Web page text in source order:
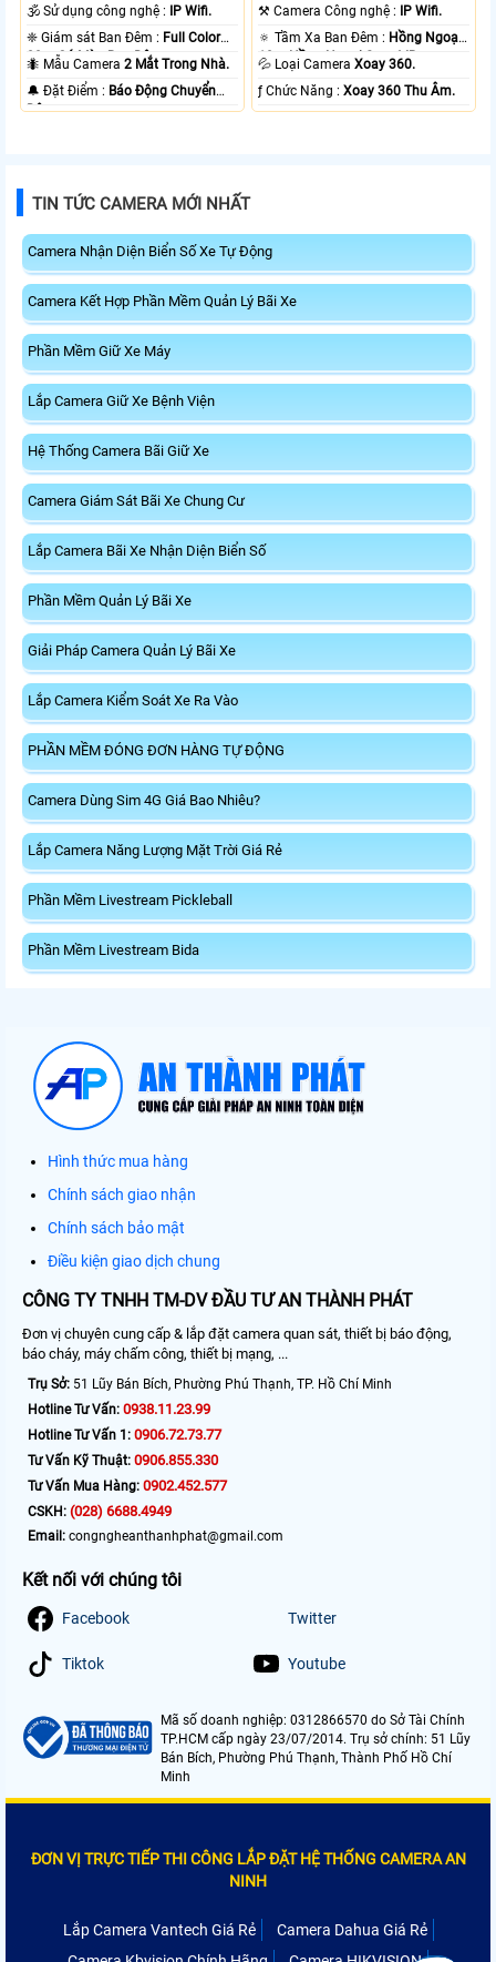
🕉️ Sử dụng công nghệ : IP Wifi.
❈ Giám sát Ban Đêm : Full Color
20m Có Màu Ban Ðêm.
🐜 Mẫu Camera2 Mắt Trong Nhà.
️🔔 Đặt Điểm : Báo Động Chuyển
Động.
⚒ Camera Công nghệ : IP Wifi.
🔅 Tầm Xa Ban Đêm : Hồng Ngoại
10m Hồng Ngoại Smart IR.
💦 Loại CameraXoay 360.
️ƒ Chức Năng :Xoay 360 Thu Âm.
TIN TỨC CAMERA MỚI NHẤT
Camera Nhận Diện Biển Số Xe Tự Động
Camera Kết Hợp Phần Mềm Quản Lý Bãi Xe
Phần Mềm Giữ Xe Máy
Lắp Camera Giữ Xe Bệnh Viện
Hệ Thống Camera Bãi Giữ Xe
Camera Giám Sát Bãi Xe Chung Cư
Lắp Camera Bãi Xe Nhận Diện Biển Số
Phần Mềm Quản Lý Bãi Xe
Giải Pháp Camera Quản Lý Bãi Xe
Lắp Camera Kiểm Soát Xe Ra Vào
PHẦN MỀM ĐÓNG ĐƠN HÀNG TỰ ĐỘNG
Camera Dùng Sim 4G Giá Bao Nhiêu?
Lắp Camera Năng Lượng Mặt Trời Giá Rẻ
Phần Mềm Livestream Pickleball
Phần Mềm Livestream Bida
Hình thức mua hàng
Chính sách giao nhận
Chính sách bảo mật
Điều kiện giao dịch chung
CÔNG TY TNHH TM-DV ĐẦU TƯ AN THÀNH PHÁT
Đơn vị chuyên cung cấp & lắp đặt camera quan sát, thiết bị báo động,
báo cháy, máy chấm công, thiết bị mạng, ...
Trụ Sở: 51 Lũy Bán Bích, Phường Phú Thạnh, TP. Hồ Chí Minh
Hotline Tư Vấn: 0938.11.23.99
Hotline Tư Vấn 1: 0906.72.73.77
Tư Vấn Kỹ Thuật: 0906.855.330
Tư Vấn Mua Hàng: 0902.452.577
CSKH: (028) 6688.4949
Email: congngheanthanhphat@gmail.com
Kết nối với chúng tôi
Facebook Twitter
Tiktok Youtube
Mã số doanh nghiệp: 0312866570 do Sở Tài Chính
TP.HCM cấp ngày 23/07/2014. Trụ sở chính: 51 Lũy
Bán Bích, Phường Phú Thạnh, Thành Phố Hồ Chí
Minh
ĐƠN VỊ TRỰC TIẾP THI CÔNG LẮP ĐẶT HỆ THỐNG CAMERA AN
NINH
Lắp Camera Vantech Giá Rẻ
Camera Dahua Giá Rẻ